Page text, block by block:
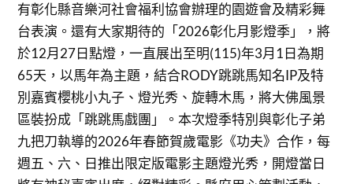
有彰化縣音樂河社會福利協會辦理的園遊會及精彩舞
台表演。還有大家期待的「2026彰化月影燈季」，將
於12月27日點燈，一直展出至明(115)年3月1日為期
65天，以馬年為主題，結合RODY跳跳馬知名IP及特
別嘉賓櫻桃小丸子、燈光秀、旋轉木馬，將大佛風景
區裝扮成「跳跳馬戲團」。本次燈季特別與彰化子弟
九把刀執導的2026年春節賀歲電影《功夫》合作，每
週五、六、日推出限定版電影主題燈光秀，開燈當日